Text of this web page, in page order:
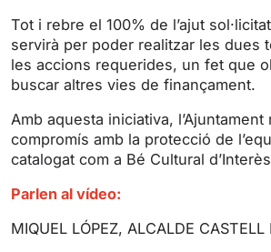
Tot i rebre el 100% de l’ajut
servirà per poder realitzar les dues
les accions requerides, un fet que
buscar altres vies de finançament.
Amb aquesta iniciativa,
compromís amb la protecció de
catalogat com a Bé Cultural
Parlen al vídeo:
MIQUEL LÓPEZ, ALCALDE CASTELL